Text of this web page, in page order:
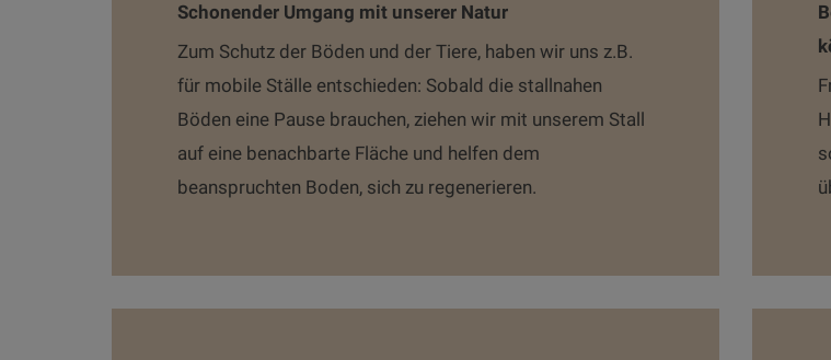
Schonender Umgang mit unserer Natur
Zum Schutz der Böden und der Tiere, haben wir uns z.B.
für mobile Ställe entschieden: Sobald die stallnahen
Böden eine Pause brauchen, ziehen wir mit unserem Stall
auf eine benachbarte Fläche und helfen dem
beanspruchten Boden, sich zu regenerieren.